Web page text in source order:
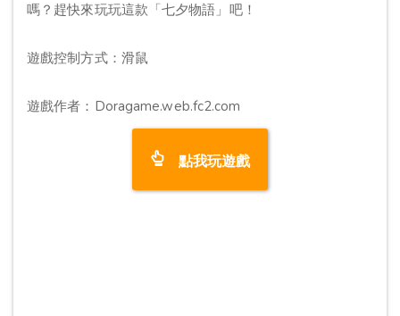
嗎？趕快來玩玩這款「七夕物語」吧！
遊戲控制方式：滑鼠
遊戲作者：Doragame.web.fc2.com
點我玩遊戲